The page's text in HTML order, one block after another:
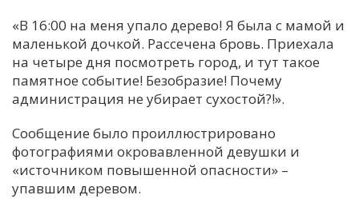
М
Н
Ч
Я
«В 16:00 на меня упало дерево! Я была с мамой и
маленькой дочкой. Рассечена бровь. Приехала
на четыре дня посмотреть город, и тут такое
памятное событие! Безобразие! Почему
администрация не убирает сухостой?!».
Сообщение было проиллюстрировано
фотографиями окровавленной девушки и
«источником повышенной опасности» –
упавшим деревом.